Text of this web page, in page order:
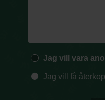
Jag vill vara
Jag vill få